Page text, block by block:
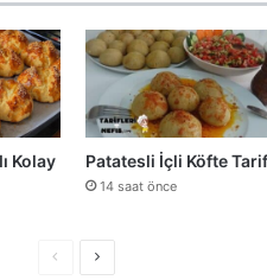
Kolay
Patatesli İçli Köfte
14 saat önce
ÖncekiSonraki